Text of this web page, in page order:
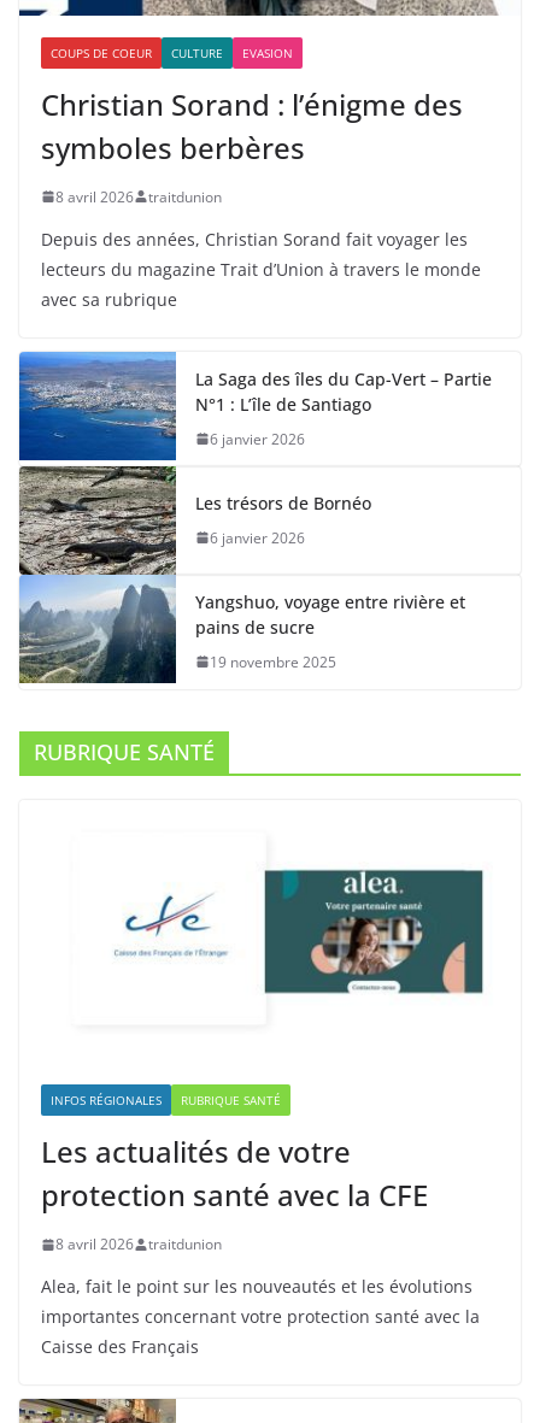
COUPS DE COEUR CULTURE EVASION
Christian Sorand : l’énigme des
symboles berbères
8 avril 2026 traitdunion
Depuis des années, Christian Sorand fait voyager les
lecteurs du magazine Trait d’Union à travers le monde
avec sa rubrique
La Saga des îles du Cap-Vert – Partie
N°1 : L’île de Santiago
6 janvier 2026
Les trésors de Bornéo
6 janvier 2026
Yangshuo, voyage entre rivière et
pains de sucre
19 novembre 2025
RUBRIQUE SANTÉ
INFOS RÉGIONALES RUBRIQUE SANTÉ
Les actualités de votre
protection santé avec la CFE
8 avril 2026 traitdunion
Alea, fait le point sur les nouveautés et les évolutions
importantes concernant votre protection santé avec la
Caisse des Français